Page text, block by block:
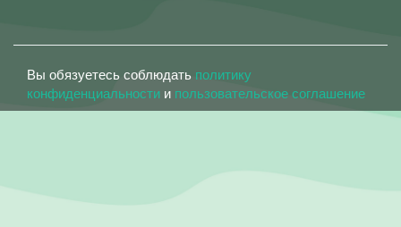
Вы обязуетесь соблюдать политику
конфиденциальности и пользовательское соглашение